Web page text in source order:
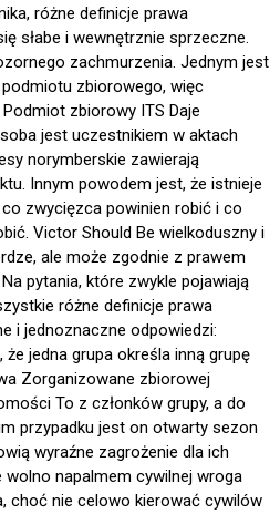
różne definicje prawa
słabe i wewnętrznie sprzeczne.
zachmurzenia. Jednym jest
zbiorowego, więc
zbiorowy ITS Daje
jest uczestnikiem w aktach
norymberskie zawierają
Innym powodem jest, że istnieje
zwycięzca powinien robić i co
Victor Should Be wielkoduszny i
ale może zgodnie z prawem
pytania, które zwykle pojawiają
różne definicje prawa
i jednoznaczne odpowiedzi:
jedna grupa określa inną grupę
Zorganizowane zbiorowej
To z członków grupy, a do
przypadku jest on otwarty sezon
wyraźne zagrożenie dla ich
wolno napalmem cywilnej wroga
choć nie celowo kierować cywilów